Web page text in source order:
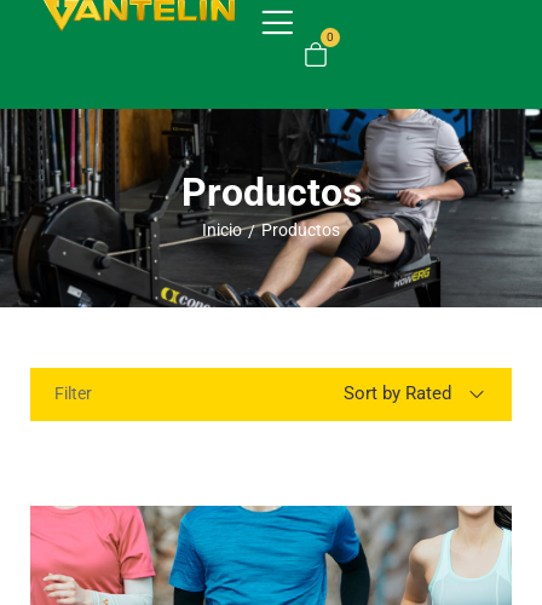
0
Productos
Inicio / Productos
Filter Sort by Rated